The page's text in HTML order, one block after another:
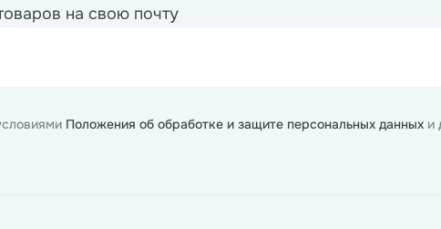
на свою почту
Положения об обработке и защите персональных данных и